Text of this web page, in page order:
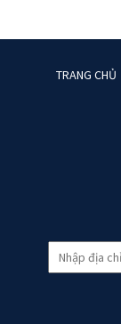
TRANG CHỦ